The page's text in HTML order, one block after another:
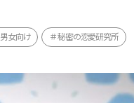
男女向け 秘密の恋愛研究所